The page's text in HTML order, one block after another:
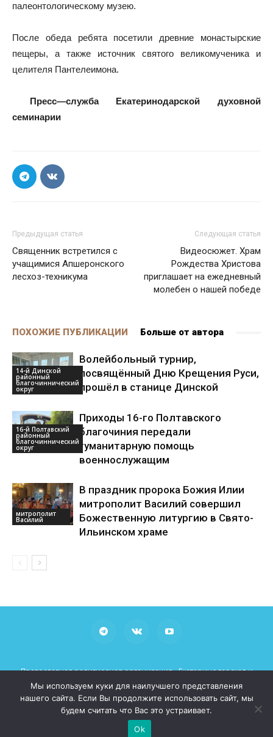
палеонтологическому музею.
После обеда ребята посетили древние монастырские
пещеры, а также источник святого великомученика и
целителя Пантелеимона.
Пресс—служба Екатеринодарской
духовной
семинарии
Предыдущая статья
Священник встретился с
учащимися Апшеронского
лесхоз-техникума
Следующая статья
Видеосюжет. Храм
Рождества Христова
приглашает на ежедневный
молебен о нашей победе
ПОХОЖИЕ ПУБЛИКАЦИИ Больше от автора
14-й Динской
районный
благочиннический
округ
Волейбольный турнир,
посвящённый Дню Крещения Руси,
прошёл в станице Динской
16-й Полтавский
районный
благочиннический
округ
Приходы 16-го Полтавского
благочиния передали
гуманитарную помощь
военнослужащим
митрополит
Василий
В праздник пророка Божия Илии
митрополит Василий совершил
Божественную литургию в Свято-
Ильинском храме
Православная религиозная организация «Екатеринодарская и
Кубанская Епархия Русской Православной Церкви (Московский
Патриархат)»
При использовании материалов просьба указывать рабочие
ссылки на сайт mitropoliakuban.ru
© 2026 Все права защищены
Мы используем куки для наилучшего представления
нашего сайта. Если Вы продолжите использовать сайт, мы
будем считать что Вас это устраивает.
Ok